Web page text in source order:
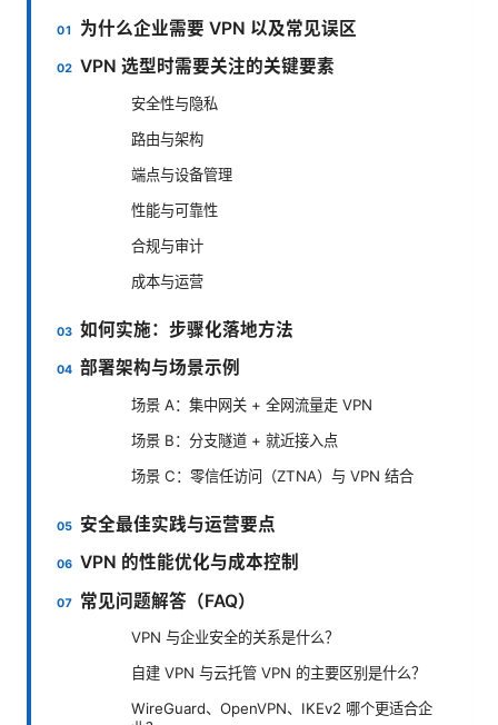
为什么企业需要 VPN 以及常见误区
VPN 选型时需要关注的关键要素
安全性与隐私
路由与架构
端点与设备管理
性能与可靠性
合规与审计
成本与运营
如何实施：步骤化落地方法
部署架构与场景示例
场景 A：集中网关 + 全网流量走 VPN
场景 B：分支隧道 + 就近接入点
场景 C：零信任访问（ZTNA）与 VPN 结合
安全最佳实践与运营要点
VPN 的性能优化与成本控制
常见问题解答（FAQ）
VPN 与企业安全的关系是什么？
自建 VPN 与云托管 VPN 的主要区别是什么？
WireGuard、OpenVPN、IKEv2 哪个更适合企